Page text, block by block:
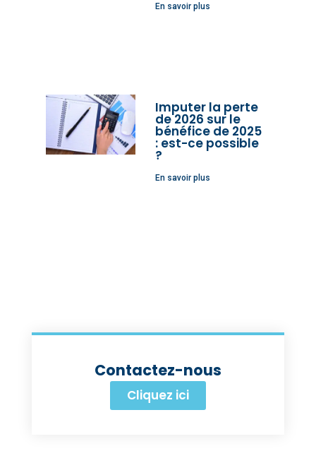
En savoir plus
Imputer la perte
de 2026 sur le
bénéfice de 2025
: est-ce possible
?
En savoir plus
Contactez-nous
Cliquez ici